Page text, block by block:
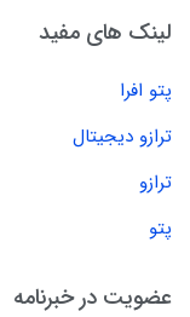
لینک های مفید
پتو افرا
ترازو دیجیتال
ترازو
پتو
عضویت در خبرنامه